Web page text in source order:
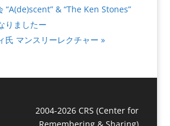
“A(de)scent” & “The Ken Stones”
りましたー
氏 マンスリーレクチャー »
2004-2026 CRS (Center for
Remembering & Sharing)